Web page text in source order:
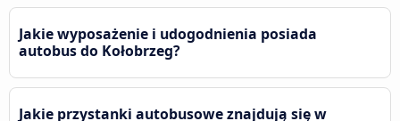
Jakie wyposażenie i udogodnienia posiada
autobus do Kołobrzeg?
Jakie przystanki autobusowe znajdują się w